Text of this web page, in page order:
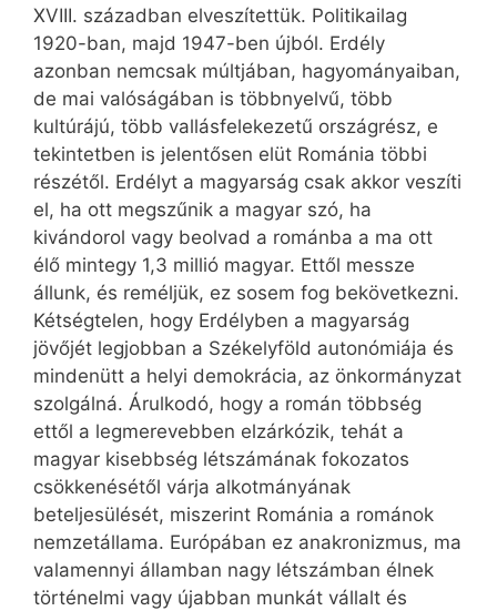
XVIII. században elveszítettük. Politikailag
1920-ban, majd 1947-ben újból. Erdély
azonban nemcsak múltjában, hagyományaiban,
de mai valóságában is többnyelvű, több
kultúrájú, több vallásfelekezetű országrész, e
tekintetben is jelentősen elüt Románia többi
részétől. Erdélyt a magyarság csak akkor veszíti
el, ha ott megszűnik a magyar szó, ha
kivándorol vagy beolvad a románba a ma ott
élő mintegy 1,3 millió magyar. Ettől messze
állunk, és reméljük, ez sosem fog bekövetkezni.
Kétségtelen, hogy Erdélyben a magyarság
jövőjét legjobban a Székelyföld autonómiája és
mindenütt a helyi demokrácia, az önkormányzat
szolgálná. Árulkodó, hogy a román többség
ettől a legmerevebben elzárkózik, tehát a
magyar kisebbség létszámának fokozatos
csökkenésétől várja alkotmányának
beteljesülését, miszerint Románia a románok
nemzetállama. Európában ez anakronizmus, ma
valamennyi államban nagy létszámban élnek
történelmi vagy újabban munkát vállalt és